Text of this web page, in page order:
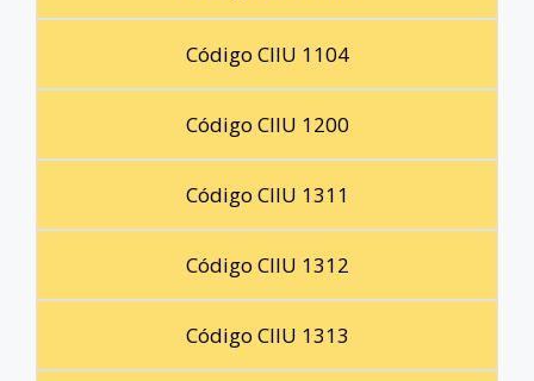
Código CIIU 1104
Código CIIU 1200
Código CIIU 1311
Código CIIU 1312
Código CIIU 1313